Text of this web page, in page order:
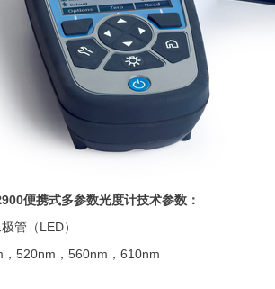
便携式多参数光度计技术参数：
管（LED）
520nm，560nm，610nm